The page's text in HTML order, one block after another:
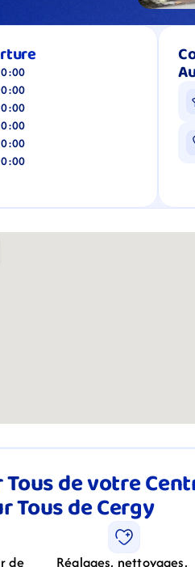
Tous de votre
Tous de Cergy
de
Réglages, nettoyages,